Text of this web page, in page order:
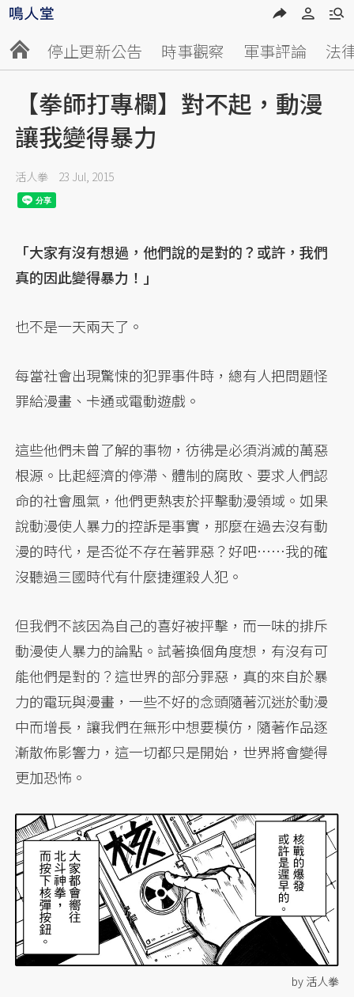
停止更新公告 時事觀察 軍事評論 法
【拳師打專欄】對不起，動漫
讓我變得暴力
活人拳 23 Jul, 2015
「大家有沒有想過，他們說的是對的？或許，我們
真的因此變得暴力！」
也不是一天兩天了。
每當社會出現驚悚的犯罪事件時，總有人把問題怪
罪給漫畫、卡通或電動遊戲。
這些他們未曾了解的事物，彷彿是必須消滅的萬惡
根源。比起經濟的停滯、體制的腐敗、要求人們認
命的社會風氣，他們更熱衷於抨擊動漫領域。如果
說動漫使人暴力的控訴是事實，那麼在過去沒有動
漫的時代，是否從不存在著罪惡？好吧……我的確
沒聽過三國時代有什麼捷運殺人犯。
但我們不該因為自己的喜好被抨擊，而一味的排斥
動漫使人暴力的論點。試著換個角度想，有沒有可
能他們是對的？這世界的部分罪惡，真的來自於暴
力的電玩與漫畫，一些不好的念頭隨著沉迷於動漫
中而增長，讓我們在無形中想要模仿，隨著作品逐
漸散佈影響力，這一切都只是開始，世界將會變得
更加恐怖。
by 活人拳